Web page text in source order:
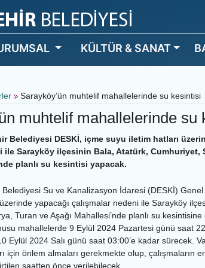
KÜLTÜR & SANAT
Sarayköy’ün muhtelif mahallelerinde su kesintisi
muhtelif mahallelerinde su
Belediyesi DESKİ, içme suyu iletim hatları
ile Sarayköy ilçesinin Bala, Atatürk, Cumhuriyet,
planlı su kesintisi yapacak.
Belediyesi Su ve Kanalizasyon İdaresi (DESKİ)
yapacağı çalışmalar nedeni ile Sarayköy
Turan ve Aşağı Mahallesi’nde planlı su
mahallelerde 9 Eylül 2024 Pazartesi günü saat
Eylül 2024 Salı günü saat 03:00’e kadar sürecek.
için önlem almaları gerekmekte olup, çalışmaların
saatten önce verilebilecek.